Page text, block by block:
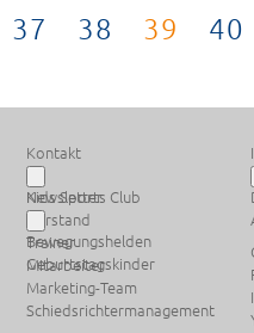
37
38 39 40
Kontakt
Newsletter
Vorstand
Trainer
Mitarbeiter
Marketing-Team
Schiedsrichtermanagement
Kids Sports Club
Bewegungshelden
Geburtstagskinder